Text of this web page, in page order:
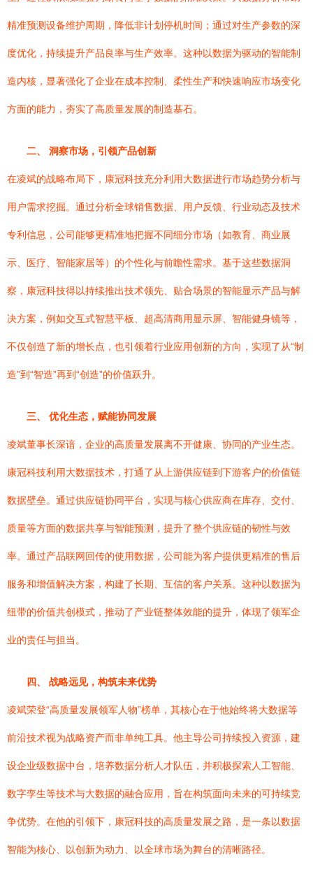
精准预测设备维护周期，降低非计划停机时间；通过对生产参数的深
度优化，持续提升产品良率与生产效率。这种以数据为驱动的智能制
造内核，显著强化了企业在成本控制、柔性生产和快速响应市场变化
方面的能力，夯实了高质量发展的制造基石。
二、 洞察市场，引领产品创新
在凌斌的战略布局下，康冠科技充分利用大数据进行市场趋势分析与
用户需求挖掘。通过分析全球销售数据、用户反馈、行业动态及技术
专利信息，公司能够更精准地把握不同细分市场（如教育、商业展
示、医疗、智能家居等）的个性化与前瞻性需求。基于这些数据洞
察，康冠科技得以持续推出技术领先、贴合场景的智能显示产品与解
决方案，例如交互式智慧平板、超高清商用显示屏、智能健身镜等，
不仅创造了新的增长点，也引领着行业应用创新的方向，实现了从“制
造”到“智造”再到“创造”的价值跃升。
三、 优化生态，赋能协同发展
凌斌董事长深谙，企业的高质量发展离不开健康、协同的产业生态。
康冠科技利用大数据技术，打通了从上游供应链到下游客户的价值链
数据壁垒。通过供应链协同平台，实现与核心供应商在库存、交付、
质量等方面的数据共享与智能预测，提升了整个供应链的韧性与效
率。通过产品联网回传的使用数据，公司能为客户提供更精准的售后
服务和增值解决方案，构建了长期、互信的客户关系。这种以数据为
纽带的价值共创模式，推动了产业链整体效能的提升，体现了领军企
业的责任与担当。
四、 战略远见，构筑未来优势
凌斌荣登“高质量发展领军人物”榜单，其核心在于他始终将大数据等
前沿技术视为战略资产而非单纯工具。他主导公司持续投入资源，建
设企业级数据中台，培养数据分析人才队伍，并积极探索人工智能、
数字孪生等技术与大数据的融合应用，旨在构筑面向未来的可持续竞
争优势。在他的引领下，康冠科技的高质量发展之路，是一条以数据
智能为核心、以创新为动力、以全球市场为舞台的清晰路径。